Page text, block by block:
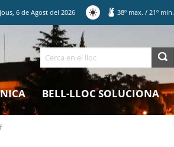
,6 deAgost del2026 38º max. / 21º min.
Cerca
BELL-LLOC SOLUCIONA